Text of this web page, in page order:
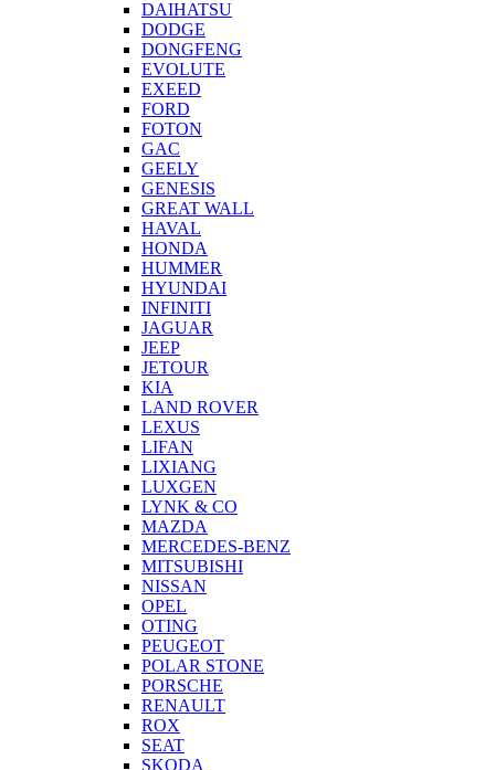
DAIHATSU
DODGE
DONGFENG
EVOLUTE
EXEED
FORD
FOTON
GAC
GEELY
GENESIS
GREAT WALL
HAVAL
HONDA
HUMMER
HYUNDAI
INFINITI
JAGUAR
JEEP
JETOUR
KIA
LAND ROVER
LEXUS
LIFAN
LIXIANG
LUXGEN
LYNK & CO
MAZDA
MERCEDES-BENZ
MITSUBISHI
NISSAN
OPEL
OTING
PEUGEOT
POLAR STONE
PORSCHE
RENAULT
ROX
SEAT
SKODA